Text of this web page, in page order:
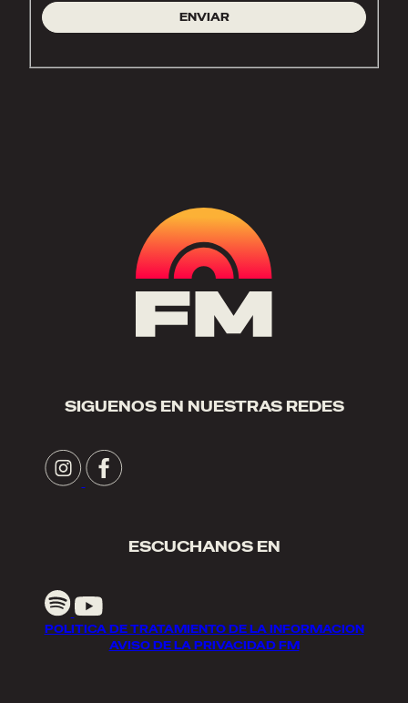
ENVIAR
SIGUENOS EN NUESTRAS REDES
ESCUCHANOS EN
POLITICA DE TRATAMIENTO DE LA INFORMACION
AVISO DE LA PRIVACIDAD FM